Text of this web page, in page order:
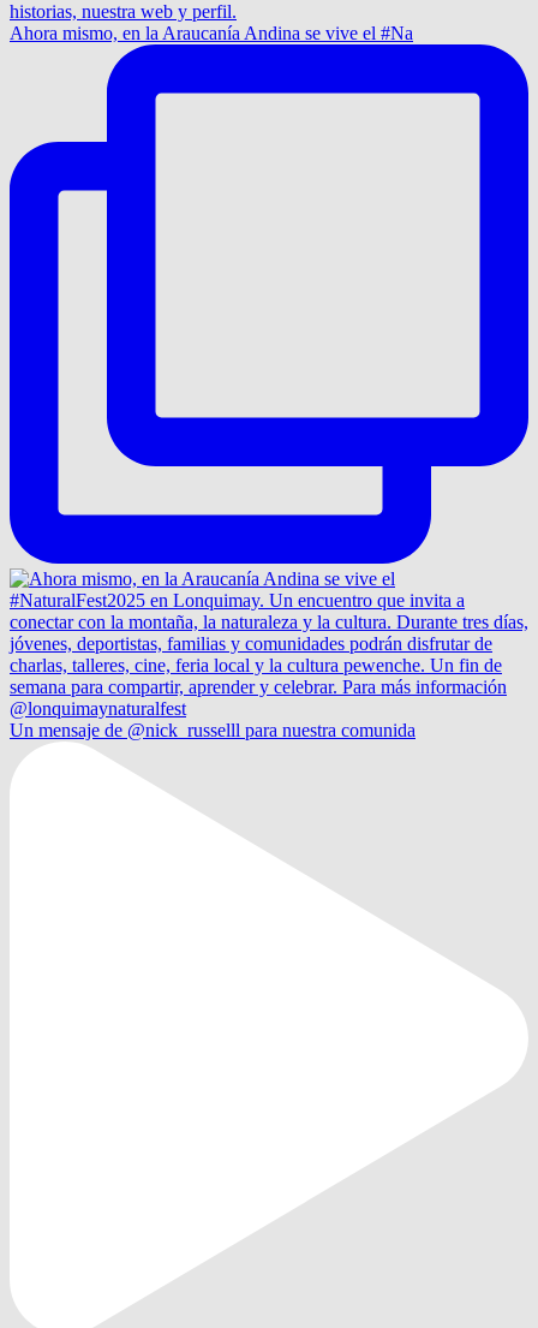
Ahora mismo, en la Araucanía Andina se vive el #Na
Un mensaje de @nick_russelll para nuestra comunida